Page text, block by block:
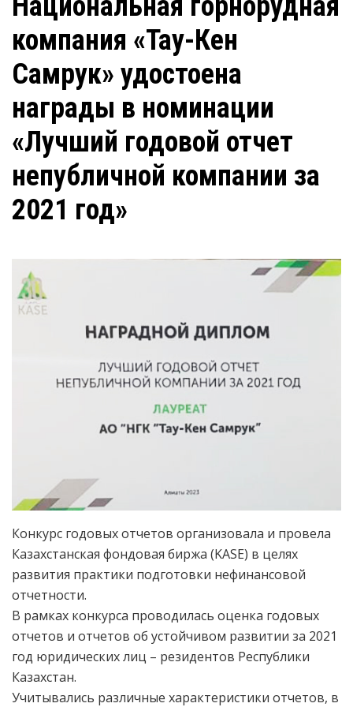
компания «Тау-Кен
Самрук» удостоена
награды в номинации
«Лучший годовой отчет
непубличной компании за
2021 год»
Конкурс годовых отчетов организовала и провела
Казахстанская фондовая биржа (KASE) в целях
развития практики подготовки нефинансовой
отчетности.
В рамках конкурса проводилась оценка годовых
отчетов и отчетов об устойчивом развитии за 2021
год юридических лиц – резидентов Республики
Казахстан.
Учитывались различные характеристики отчетов, в